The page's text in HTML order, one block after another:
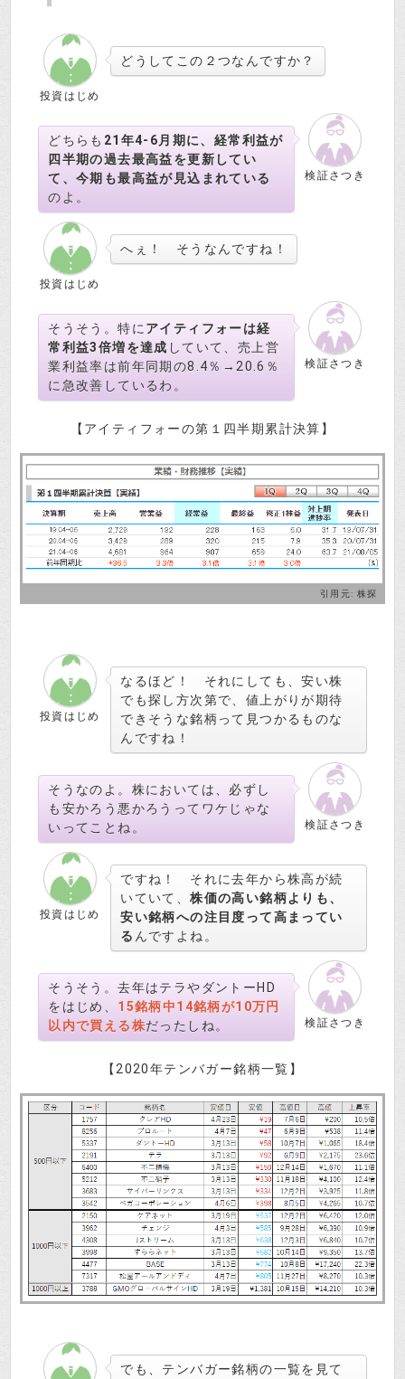
投資はじめ
どうしてこの２つなんですか？
検証さつき
どちらも 21年4-6月期に、経常利益が
四半期の過去最高益を更新してい
て、今期も最高益が見込まれている
のよ。
投資はじめ
へぇ！ そうなんですね！
検証さつき
そうそう。特に アイティフォーは経
常利益3倍増を達成 していて、売上営
業利益率は前年同期の8.4％→20.6％
に急改善しているわ。
【アイティフォーの第１四半期累計決算】
引用元: 株探
投資はじめ
なるほど！ それにしても、安い株
でも探し方次第で、値上がりが期待
できそうな銘柄って見つかるものな
んですね！
検証さつき
そうなのよ。株においては、必ずし
も安かろう悪かろうってワケじゃな
いってことね。
投資はじめ
ですね！ それに去年から株高が続
いていて、株価の高い銘柄よりも、
安い銘柄への注目度って高まってい
る んですよね。
検証さつき
そうそう。去年はテラやダントーHD
をはじめ、 15銘柄中14銘柄が10万円
以内で買える株だったしね。
【2020年テンバガー銘柄一覧】
でも、テンバガー銘柄の一覧を見て